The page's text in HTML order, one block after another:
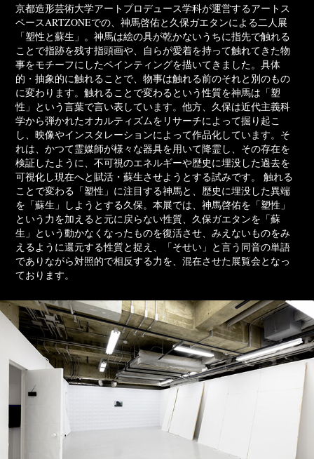
京都造形芸術大学アートプロデュース学科が運営するアートス
ペースARTZONEでの、神馬啓佑と久保ガエタンによる二人展
「塑性と蘇生」。神馬は絵の具が乾かないうちに指先で触れる
ことで指跡を残す指頭画や、自らが愛着を持って触れてきた物
事をモチーフにしたペインティングを描いてきました。具体
的・抽象的に触れることで、物事は触れる前のそれと別のもの
に変わります。触れることで変わるという性質を神馬は「塑
性」という言葉で言い表しています。他方、久保は近代主義科
学から弾かれたオカルティズムをリサーチによって掘り起こ
し、映像やインスタレーションによって作品化しています。そ
れは、かつて霊媒師が様々な器具を用いて降霊し、その存在を
検証したように、不可視のエネルギーや歴史に埋没した過去を
可視化し現在へと賦活・蘇生させようとする試みです。 触れる
ことで変わる「塑性」に注目する神馬と、歴史に埋没した異端
を「蘇生」しようとする久保。本展では、神馬啓佑を「塑性」
という力を加えると元に戻らない性質、久保ガエタンを「蘇
生」という動かなくなったものを復活させ、みえないものをみ
えるように還元する性質と捉え、「そせい」と言う同音の単語
でありながら対照的で相反する力を、混在させた展覧会となっ
ております。